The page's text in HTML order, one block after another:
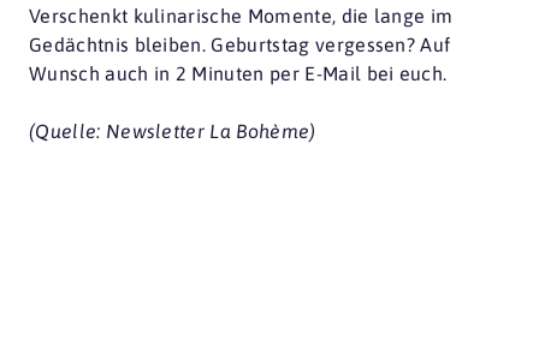
Verschenkt kulinarische Momente, die lange im
Gedächtnis bleiben. Geburtstag vergessen? Auf
Wunsch auch in 2 Minuten per E-Mail bei euch.
(Quelle: Newsletter La Bohème)